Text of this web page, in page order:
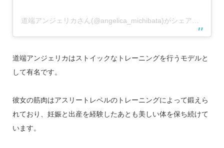
道端アンジェリカはストイックなトレーニングを行うモデルと
して有名です。
彼女の筋肉はアスリートレベルのトレーニングによって鍛えら
れており、妊娠と出産を経験したあとも美しい体を保ち続けて
います。